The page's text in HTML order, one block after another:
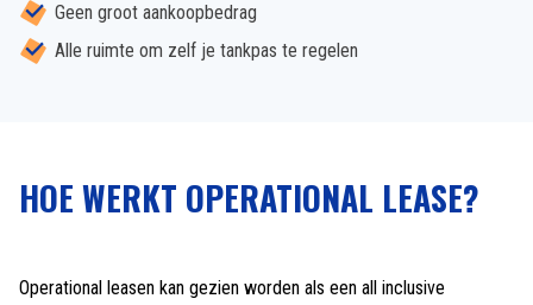
Geen groot aankoopbedrag
Alle ruimte om zelf je tankpas te regelen
HOE WERKT OPERATIONAL LEASE?
Operational leasen kan gezien worden als een all inclusive